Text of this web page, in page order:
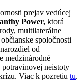
prejav vedúcej
Power, ktorá
multilaterálne
spoločnosti
od
medzinárodné
neistoty
Viac k pozretiu tu.